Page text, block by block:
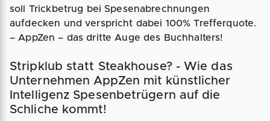
soll Trickbetrug bei Spesenabrechnungen
aufdecken und verspricht dabei 100% Trefferquote.
– AppZen – das dritte Auge des Buchhalters!
Stripklub statt Steakhouse? - Wie das
Unternehmen AppZen mit künstlicher
Intelligenz Spesenbetrügern auf die
Schliche kommt!